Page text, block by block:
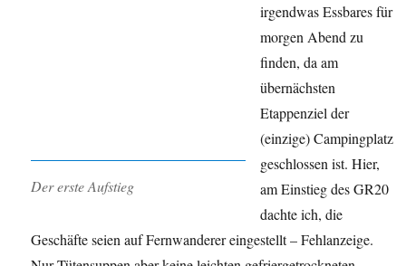
Der erste Aufstieg
irgendwas Essbares für
morgen Abend zu
finden, da am
übernächsten
Etappenziel der
(einzige) Campingplatz
geschlossen ist. Hier,
am Einstieg des GR20
dachte ich, die
Geschäfte seien auf Fernwanderer eingestellt – Fehlanzeige.